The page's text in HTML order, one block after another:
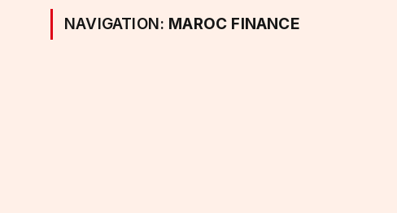
NAVIGATION: MAROC FINANCE